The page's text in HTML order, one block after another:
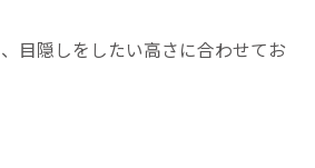
目隠しをしたい高さに合わせてお